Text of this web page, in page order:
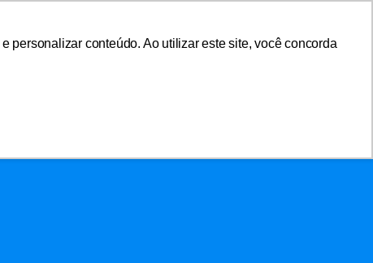
personalizar conteúdo. Ao utilizar este site, você concorda